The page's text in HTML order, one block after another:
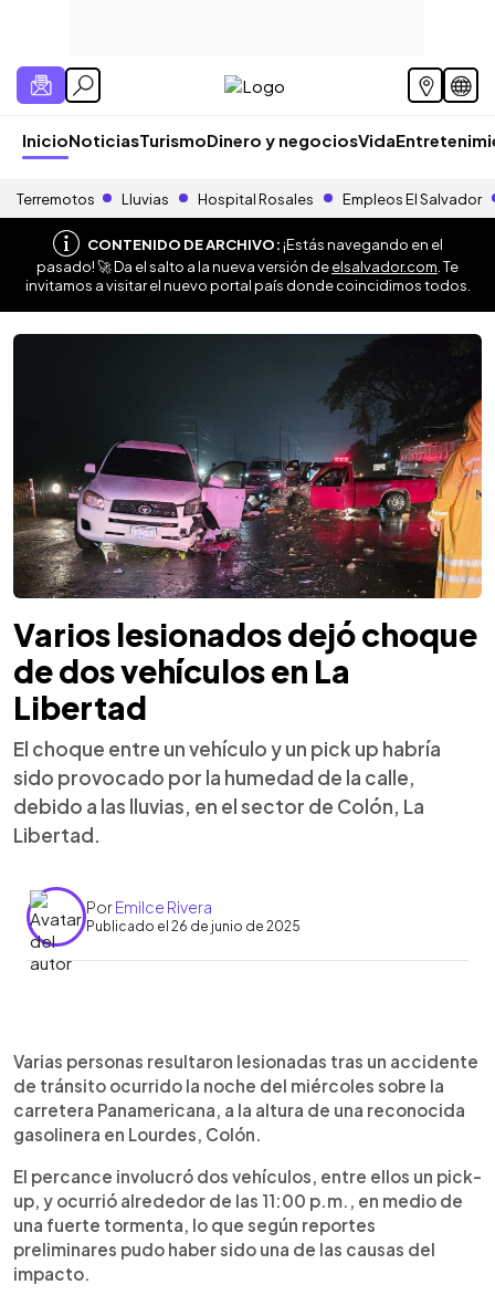
InicioNoticiasTurismoDinero y negociosVida
Terremotos Lluvias Hospital Rosales Empleos El Salvador
CONTENIDO DE ARCHIVO:¡Estás navegando en el
pasado! 🚀 Da el salto a la nueva versión deelsalvador.com . Te
invitamos a visitar el nuevo portal país donde coincidimos todos.
Varios lesionados dejó choque
de dos vehículos en La
Libertad
El choque entre un vehículo y un pick up habría
sido provocado por la humedad de la calle,
debido a las lluvias, en el sector de Colón, La
Libertad.
PorEmilce Rivera
Publicado el 26 de junio de 2025
Escuchar artículo
Varias personas resultaron lesionadas tras un accidente
de tránsito ocurrido la noche del miércoles sobre la
carretera Panamericana, a la altura de una reconocida
gasolinera en Lourdes, Colón.
El percance involucró dos vehículos, entre ellos un pick-
up, y ocurrió alrededor de las 11:00 p.m., en medio de
una fuerte tormenta, lo que según reportes
preliminares pudo haber sido una de las causas del
impacto.